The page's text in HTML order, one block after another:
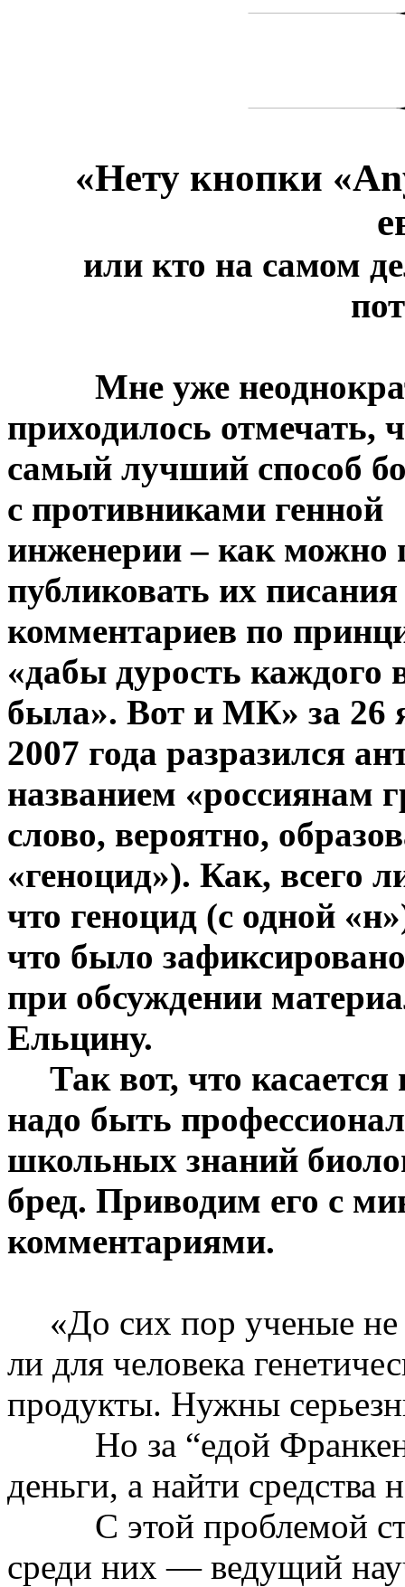
«Нету кнопки «
или кто на самом
Мне уже
приходилось отмечать,
самый лучший способ
с противниками генной
инженерии – как можно
публиковать их писания
комментариев по
«дабы дурость каждого
была». Вот и МК» за 26
2007 года разразился
названием «россиянам
слово, вероятно,
«геноцид»). Как, всего
что геноцид (с одной «н
что было
при обсуждении
Ельцину.
Так вот, что
надо быть
школьных знаний
бред. Приводим его с
комментариями.
«До сих пор ученые не
ли для человека
продукты. Нужны
Но за “едой
деньги, а найти средства
С этой проблемой
среди них — ведущий